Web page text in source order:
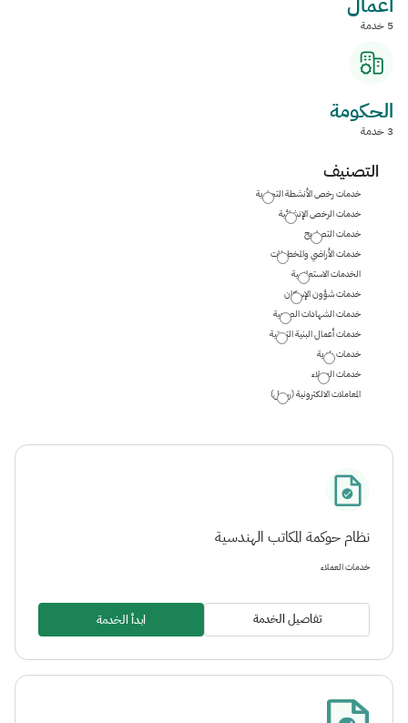
5 خدمة
الحكومة
3 خدمة
التصنيف
خدمات رخص الأنشطة التجارية
خدمات الرخص الإنشائية
خدمات التصاريح
خدمات الأراضي والمخططات
الخدمات الاستعلامية
خدمات شؤون الإسكان
خدمات الشهادات الصحية
خدمات أعمال البنية التحتية
خدمات بلدية
خدمات العملاء
المعاملات الالكترونية (رسيل)
نظام حوكمة المكاتب الهندسية
خدمات العملاء
تفاصيل الخدمة ابدأ الخدمة